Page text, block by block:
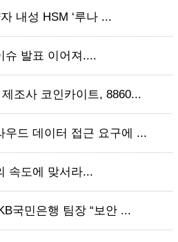
내성 HSM ‘루나 ...
슈 발표 이어져....
조사 코인카이트, 8860...
우드 데이터 접근 요구에 ...
속도에 맞서라...
국민은행 팀장 “보안 ...